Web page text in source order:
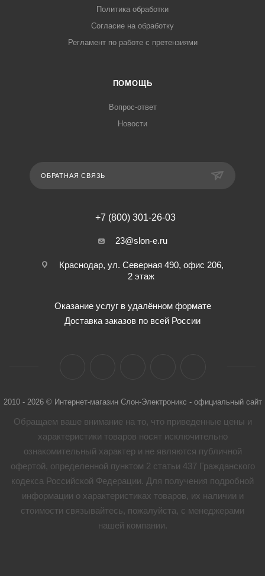
Политика обработки
Согласие на обработку
Регламент по работе с претензиями
ПОМОЩЬ
Вопрос-ответ
Новости
ОБРАТНАЯ СВЯЗЬ
+7 (800) 301-26-03
23@slon-e.ru
Краснодар, ул. Северная 490, офис 206,
2 этаж
Оказание услуг в удалённом формате
Доставка заказов по всей России
2010 - 2026 © Интернет-магазин Слон-Электроникс - официальный сайт
Обращаем ваше внимание на то, что приведенные цены и
характеристики товaров носят исключительно
ознакомительный характер и не являются публичной
офертой, определенной пунктом 2 статьи 437 Гражданского
кодекса Российской Федерации. Для получения подробной
информации о характеристиках товaров, их наличии и
стоимости связывайтесь, пожалуйста, с менеджерами
нашей компании.